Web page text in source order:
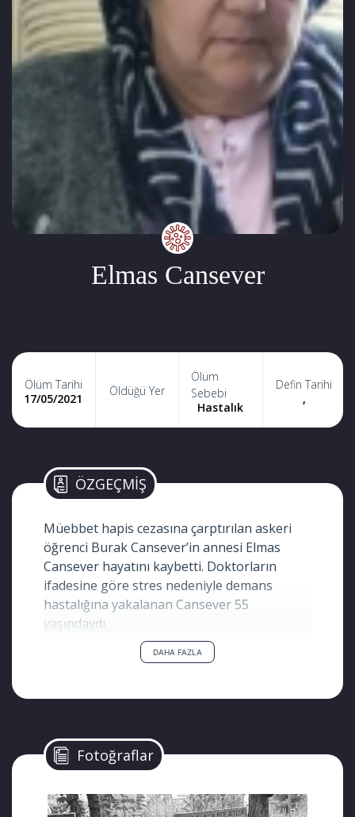
Elmas Cansever
Ölüm Tarihi
17/05/2021
Öldüğü Yer
Ölüm
Sebebi
Hastalık
Defin Tarihi
,
ÖZGEÇMİŞ
Müebbet hapis cezasına çarptırılan askeri
öğrenci Burak Cansever’in annesi Elmas
Cansever hayatını kaybetti. Doktorların
ifadesine göre stres nedeniyle demans
hastalığına yakalanan Cansever 55
yaşındaydı.
DAHA FAZLA
Fotoğraflar